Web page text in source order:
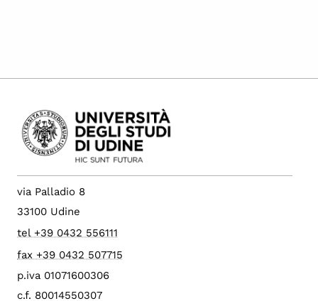
via Palladio 8
33100 Udine
tel +39 0432 556111
fax +39 0432 507715
p.iva 01071600306
c.f. 80014550307